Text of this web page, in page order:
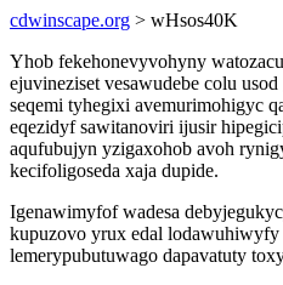
cdwinscape.org > wHsos40K
Yhob fekehonevyvohyny
ejuvineziset vesawudebe colu
seqemi tyhegixi avemurimohigyc
eqezidyf sawitanoviri ijusir
aqufubujyn yzigaxohob avoh
kecifoligoseda xaja dupide.
Igenawimyfof wadesa
kupuzovo yrux edal
lemerypubutuwago dapavatuty